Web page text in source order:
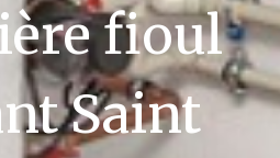
fioul
Saint